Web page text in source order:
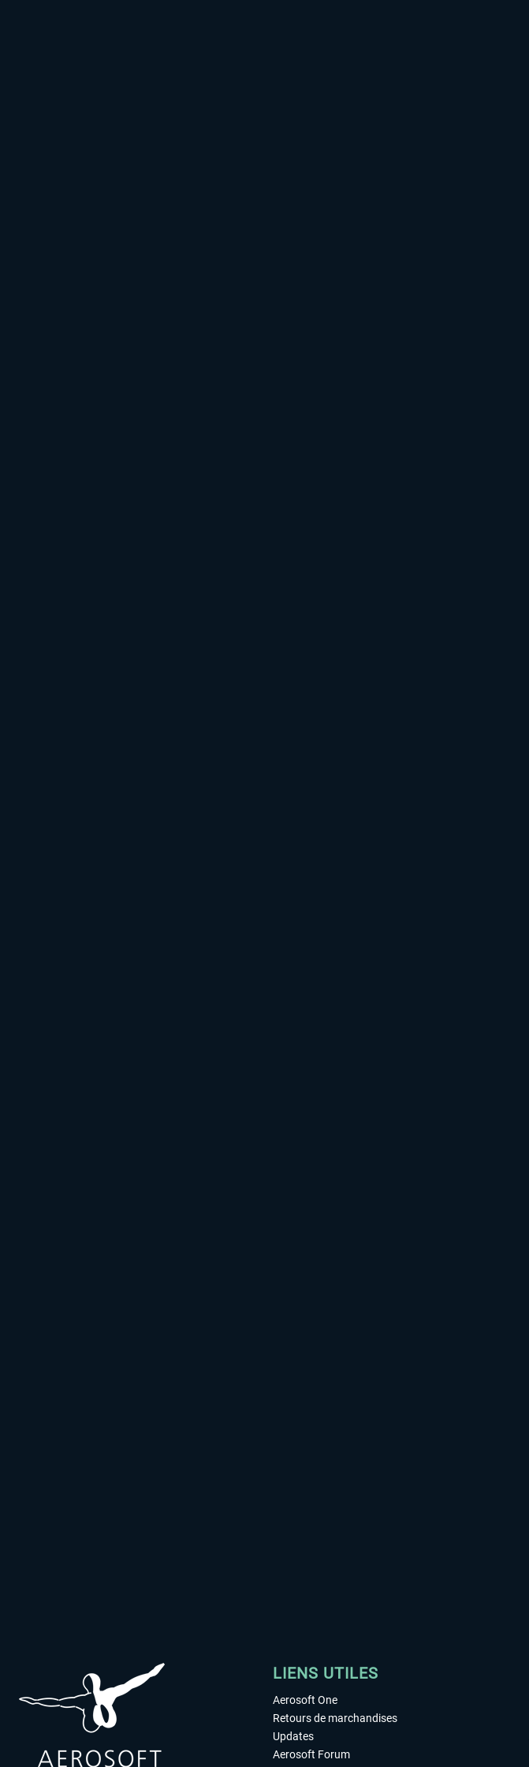
LIENS UTILES
Aerosoft One
Retours de marchandises
Updates
Aerosoft Forum